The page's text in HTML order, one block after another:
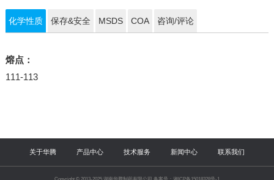
化学性质 保存&安全 MSDS COA 咨询/评论
熔点：
111-113
关于华腾 产品中心 技术服务 新闻中心 联系我们
Copyright © 2013-2025 湖南华腾制药有限公司 备案号：湘ICP备15018328号-1